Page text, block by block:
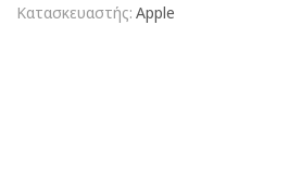
Κατασκευαστής: Apple